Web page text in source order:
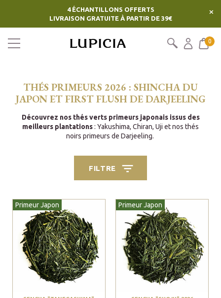
4 ÉCHANTILLONS OFFERTS
LIVRAISON GRATUITE À PARTIR DE 39€
×
0
THÉS PRIMEURS 2026 : SHINCHA DU
JAPON ET FIRST FLUSH DE DARJEELING
Découvrez nos thés verts primeurs japonais issus des
meilleurs plantations: Yakushima, Chiran, Uji et nos thés
noirs primeurs de Darjeeling.
FILTRE
Primeur Japon Primeur Japon